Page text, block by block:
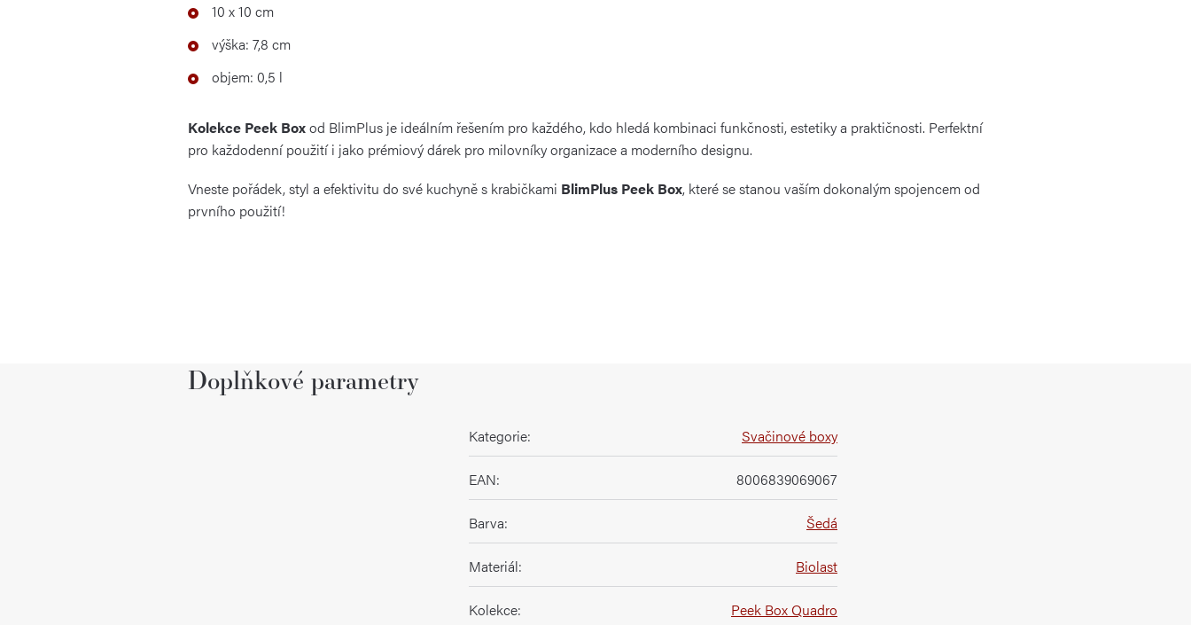
10 x 10 cm
výška: 7,8 cm
objem: 0,5 l
Kolekce Peek Boxod BlimPlus je ideálním řešením pro každého, kdo hledá kombinaci funkčnosti, estetiky a praktičnosti. Perfektní
pro každodenní použití i jako prémiový dárek pro milovníky organizace a moderního designu.
Vneste pořádek, styl a efektivitu do své kuchyně s krabičkami BlimPlus Peek Box, které se stanou vaším dokonalým spojencem od
prvního použití!
Doplňkové parametry
Kategorie: Svačinové boxy
EAN: 8006839069067
Barva: Šedá
Materiál: Biolast
Kolekce: Peek Box Quadro